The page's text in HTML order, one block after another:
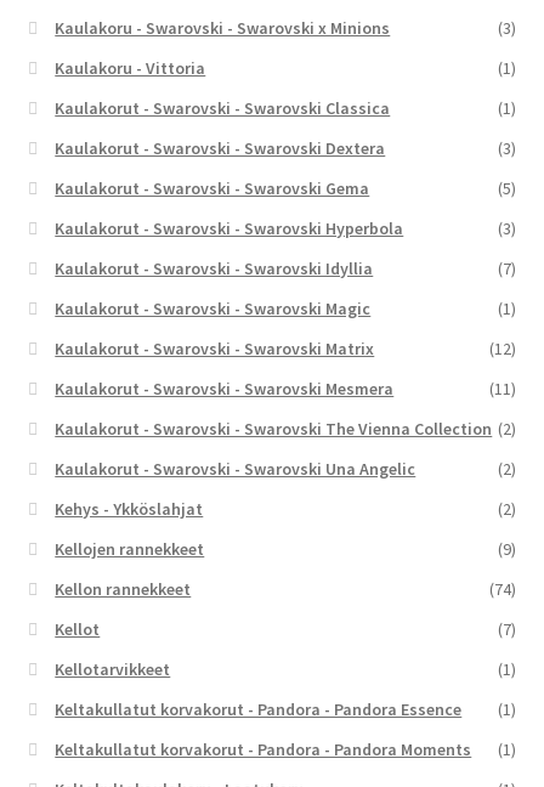
Kaulakoru - Swarovski - Swarovski x Minions
(3)
Kaulakoru - Vittoria
(1)
Kaulakorut - Swarovski - Swarovski Classica
(1)
Kaulakorut - Swarovski - Swarovski Dextera
(3)
Kaulakorut - Swarovski - Swarovski Gema
(5)
Kaulakorut - Swarovski - Swarovski Hyperbola
(3)
Kaulakorut - Swarovski - Swarovski Idyllia
(7)
Kaulakorut - Swarovski - Swarovski Magic
(1)
Kaulakorut - Swarovski - Swarovski Matrix
(12)
Kaulakorut - Swarovski - Swarovski Mesmera
(11)
Kaulakorut - Swarovski - Swarovski The Vienna Collection (2)
Kaulakorut - Swarovski - Swarovski Una Angelic
(2)
Kehys - Ykköslahjat
(2)
Kellojen rannekkeet
(9)
Kellon rannekkeet
(74)
Kellot
(7)
Kellotarvikkeet
(1)
Keltakullatut korvakorut - Pandora - Pandora Essence
(1)
Keltakullatut korvakorut - Pandora - Pandora Moments
(1)